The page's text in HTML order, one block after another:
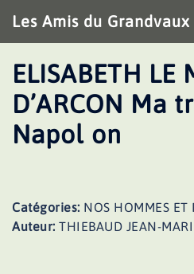
au
contenu
Les Amis du Grandvaux
ELISABETH LE
D’ARCON Ma
Napol on
Catégories: NOS HOMMES ET
Auteur: THIEBAUD JEAN-